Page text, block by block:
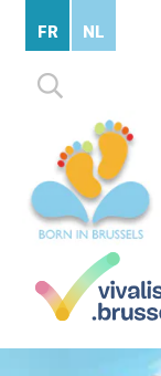
contenu
principal
Rechercher :
FR NL